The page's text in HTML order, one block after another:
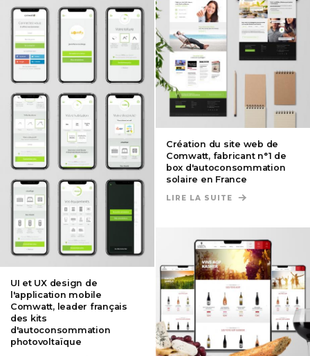
UI et UX design de
l'application mobile
Comwatt, leader français
des kits
d'autoconsommation
photovoltaïque
Création du site web de
Comwatt, fabricant n°1 de
box d'autoconsommation
solaire en France
LIRE LA SUITE DE CRÉATION